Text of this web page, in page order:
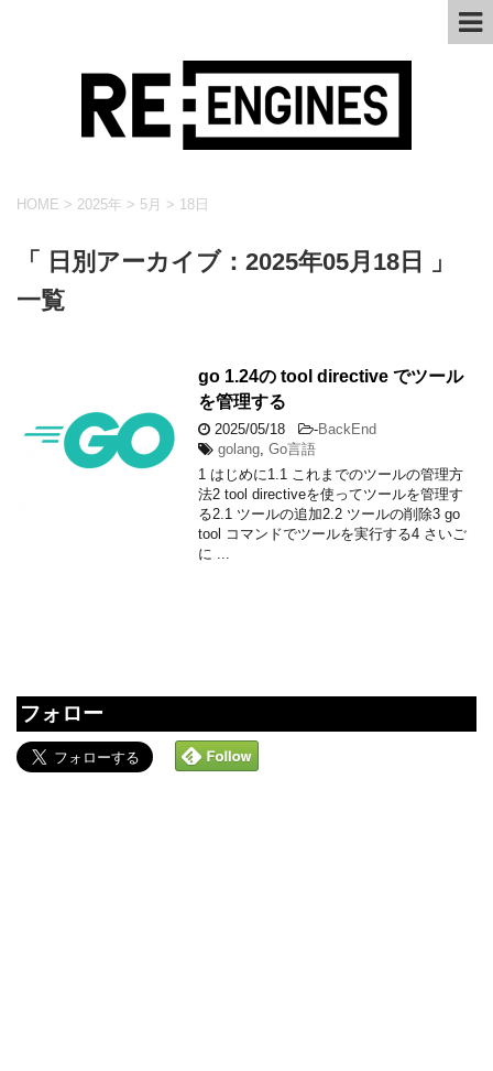
HOME > 2025年 > 5月 > 18日
「 日別アーカイブ：2025年05月18日 」
一覧
go 1.24の tool directive でツール
を管理する
2025/05/18 -BackEnd
golang Go言語
1 はじめに1.1 これまでのツールの管理方
法2 tool directiveを使ってツールを管理す
る2.1 ツールの追加2.2 ツールの削除3 go
tool コマンドでツールを実行する4 さいご
に ...
フォロー